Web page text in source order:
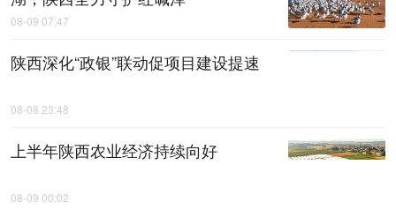
08-09 07:47
陕西深化“政银”联动促项目建设提速
08-08 23:48
上半年陕西农业经济持续向好
08-09 00:02